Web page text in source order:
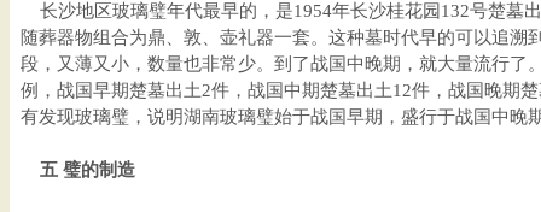
长沙地区玻璃璧年代最早的，是1954年长沙桂花园132号楚墓
随葬器物组合为鼎、敦、壶礼器一套。这种墓时代早的可以追溯
段，又薄又小，数量也非常少。到了战国中晚期，就大量流行了
例，战国早期楚墓出土2件，战国中期楚墓出土12件，战国晚期
有发现玻璃璧，说明湖南玻璃璧始于战国早期，盛行于战国中晚
五 璧的制造